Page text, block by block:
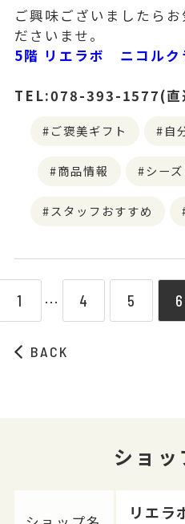
ご興味ございましたら
ださいませ。
5階 リエラボ ニコルク
TEL:078-393-1577(直
ご褒美ギフト 自
商品情報 シー
スタッフおすすめ
BACK
1 ⋯ 4 5 6
ショッ
リエラ